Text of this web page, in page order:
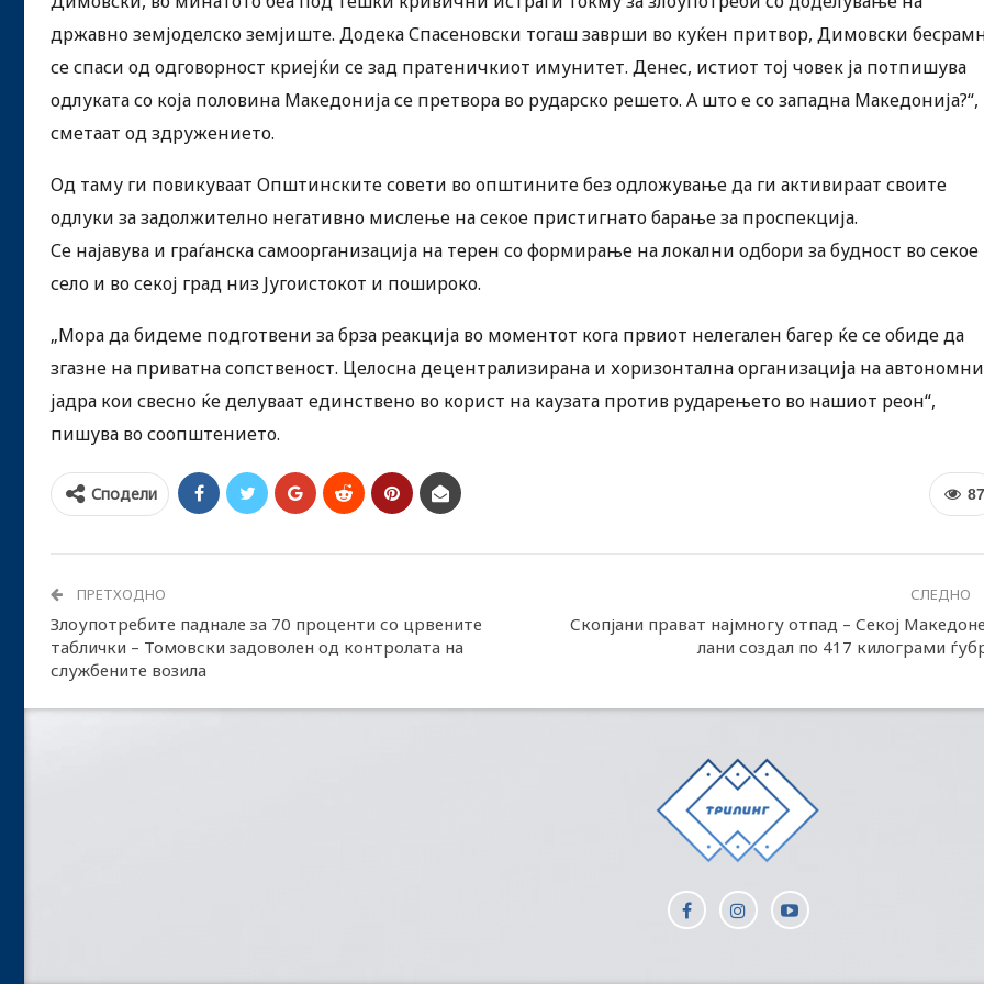
државно земјоделско земјиште. Додека Спасеновски тогаш заврши во куќен притвор, Димовски
се спаси од одговорност криејќи се зад пратеничкиот имунитет. Денес, истиот тој човек ја потпишува
одлуката со која половина Македонија се претвора во рударско решето. А што е со западна Македонија?“,
сметаат од здружението.
Од таму ги повикуваат Општинските совети во општините без одложување да ги активираат своите
одлуки за задолжително негативно мислење на секое пристигнато барање за проспекција.
Се најавува и граѓанска самоорганизација на терен со формирање на локални одбори за будност во секое
село и во секој град низ Југоистокот и пошироко.
„Мора да бидеме подготвени за брза реакција во моментот кога првиот нелегален багер ќе се обиде да
згазне на приватна сопственост. Целосна децентрализирана и хоризонтална организација на автономни
јадра кои свесно ќе делуваат единствено во корист на каузата против рударењето во нашиот реон“,
пишува во соопштението.
87
Сподели
ПРЕТХОДНО
Злоупотребите паднале за 70 проценти со црвените
таблички – Томовски задоволен од контролата на
службените возила
СЛЕДНО
Скопјани прават најмногу отпад – Секој
лани создал по 417 килограми